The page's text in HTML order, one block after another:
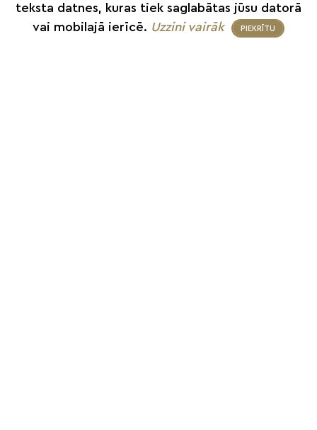
teksta datnes, kuras tiek saglabātas jūsu datorā
vai mobilajā ierīcē. Uzzini vairāk PIEKRĪTU